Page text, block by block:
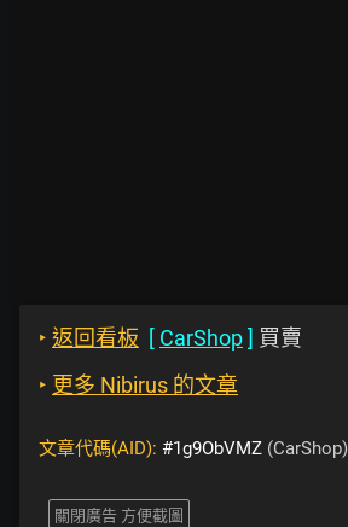
‣ 返回看板 [ CarShop] 買賣
‣ 更多 Nibirus 的文章
文章代碼(AID): #1g9ObVMZ (CarShop)
關閉廣告 方便截圖